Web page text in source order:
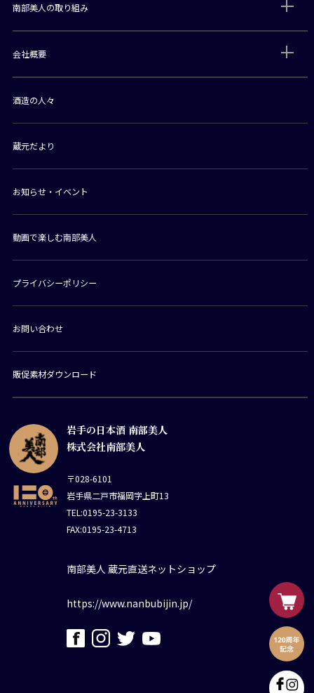
岩手の日本酒 南部美人
株式会社南部美人
〒028-6101
岩手県二戸市福岡字上町13
TEL:0195-23-3133
FAX:0195-23-4713
南部美人 蔵元直送ネットショップ
https://www.nanbubijin.jp/
南部美人の取り組み
会社概要
酒造の人々
蔵元だより
お知らせ・イベント
動画で楽しむ南部美人
プライバシーポリシー
お問い合わせ
販促素材ダウンロード